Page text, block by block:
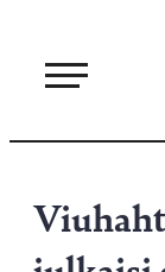
sisältöön